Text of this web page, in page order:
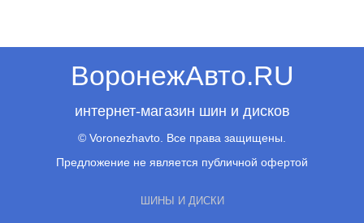
ВоронежАвто.RU
интернет-магазин шин и дисков
© Voronezhavto. Все права защищены.
Предложение не является публичной офертой
ШИНЫ И ДИСКИ